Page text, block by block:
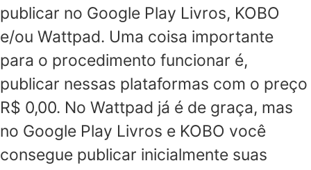
publicar no Google Play Livros, KOBO
e/ou Wattpad. Uma coisa importante
para o procedimento funcionar é,
publicar nessas plataformas com o preço
R$ 0,00. No Wattpad já é de graça, mas
no Google Play Livros e KOBO você
consegue publicar inicialmente suas